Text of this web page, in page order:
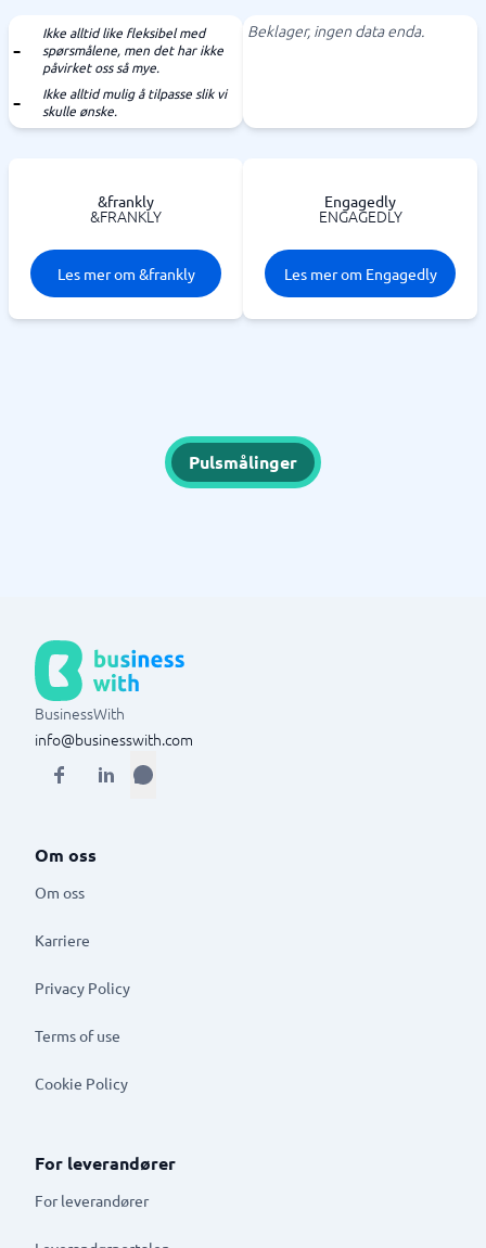
Ikke alltid like fleksibel med
spørsmålene, men det har ikke
påvirket oss så mye.
Ikke alltid mulig å tilpasse slik vi
skulle ønske.
Beklager, ingen data enda.
&frankly
&FRANKLY
Les mer om &frankly
Engagedly
ENGAGEDLY
Les mer om Engagedly
Pulsmålinger
BusinessWith
info@businesswith.com
Om oss
Om oss
Karriere
Privacy Policy
Terms of use
Cookie Policy
For leverandører
For leverandører